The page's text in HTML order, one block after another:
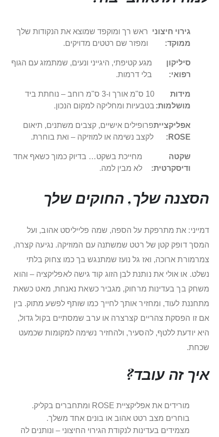
גירוי חיצוני
ממוקד:
ראש רך ומוקפד שמוצא את הנקודות שלך
ומפזר שם רטטים מדויקים.
סיליקון
רפואי:
מגע קטיפתי, היגייני ונעים, שמתמזג עם הגוף
בלי דרמות.
מידות
מושלמות:
10 ס"מ אורך ו-3 ס"מ רוחב – נוחתת ביד
בטבעיות ומחליקה למקום הנכון.
אפליקציית
ROSE:
פרופילים אישיים, קצבים משתנים, תיאום
לקצב נשימה או למוזיקה – ואת בוחרת.
שקטה
ודיסקרטית:
מחייכת בשקט… בדיוק כמוך כשאף אחד
לא מבין למה.
הסצנה שלך, החוקים שלך
דמייני: את מתרפקת על הספה, שמה פלייליסט אהוב, ועל
המסך דופק קטן של רטט שמשתנה עם המוזיקה. נגיעה קצרה,
צמרמורת ארוכה, ואז גל נועז שמתנגש בך כמו צחוק בלתי
נשלט. או אולי את נותנת לבן הזוג קוד גישה לאפליקציה – והוא
משחק בך בעדינות מרחוק, מגביר כשאת נאנחת, מאט כשאת
מתחננת לעוד, ומחזיר אותך לחייך כמו שותף לפשע מתוק. בין
אם זו הפסקת צהריים קצרצרה או ערב שמסתיים בקול גדול,
היא יודעת ללטף, להסעיר, ולהחזיר נשימה למקומות שכמעט
שכחת.
איך זה עובד?
מורידים את אפליקציית ROSE ומתחברים בקליק.
בוחרים מצב רטט אהוב או בונים אחד משלך.
מצמידים בעדינות לנקודת הגירוי החיצוני – ונותנים לה